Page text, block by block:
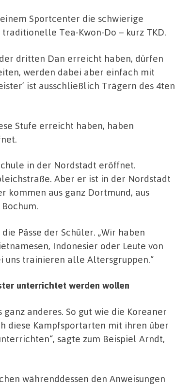
Sportcenter die schwierige
Tea-Kwon-Do – kurz TKD.
dritten Dan erreicht haben, dürfen
werden dabei aber einfach mit
ist ausschließlich Trägern des 4ten
Stufe erreicht haben, haben
in der Nordstadt eröffnet.
Aber er ist in der Nordstadt
kommen aus ganz Dortmund, aus
Pässe der Schüler. „Wir haben
Indonesier oder Leute von
uns trainieren alle Altersgruppen.“
unterrichtet werden wollen
anderes. So gut wie die Koreaner
diese Kampfsportarten mit ihren über
sagte zum Beispiel Arndt,
währenddessen den Anweisungen